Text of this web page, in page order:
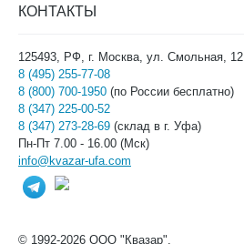
КОНТАКТЫ
125493, РФ, г. Москва, ул. Смольная, 12
8 (495) 255-77-08
8 (800) 700-1950 (по России бесплатно)
8 (347) 225-00-52
8 (347) 273-28-69 (склад в г. Уфа)
Пн-Пт 7.00 - 16.00 (Мск)
info@kvazar-ufa.com
© 1992-2026 ООО "Квазар".